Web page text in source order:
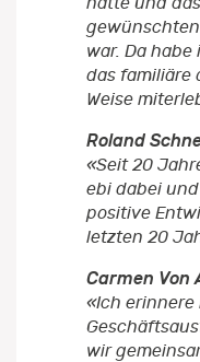
war. Da
das familiäre
Weise
Roland
«Seit 20
ebi dabei
positive
letzten 20
Carmen Von
«Ich erinnere
wir